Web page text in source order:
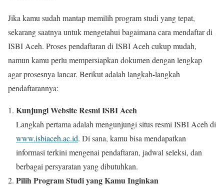
Jika kamu sudah mantap memilih program studi yang tepat,
sekarang saatnya untuk mengetahui bagaimana cara mendaftar di
ISBI Aceh. Proses pendaftaran di ISBI Aceh cukup mudah,
namun kamu perlu mempersiapkan dokumen dengan lengkap
agar prosesnya lancar. Berikut adalah langkah-langkah
pendaftarannya:
Kunjungi Website Resmi ISBI Aceh
Langkah pertama adalah mengunjungi situs resmi ISBI Aceh di
www.isbiaceh.ac.id. Di sana, kamu bisa mendapatkan
informasi terkini mengenai pendaftaran, jadwal seleksi, dan
berbagai persyaratan yang dibutuhkan.
Pilih Program Studi yang Kamu Inginkan